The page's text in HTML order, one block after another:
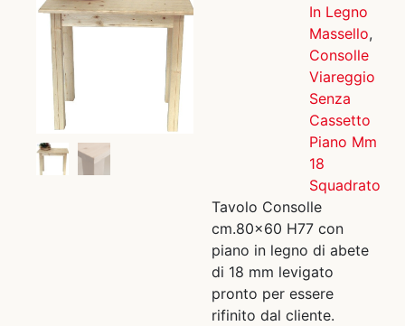
In Legno
Massello,
Consolle
Viareggio
Senza
Cassetto
Piano Mm
18
Squadrato
Tavolo Consolle
cm.80×60 H77 con
piano in legno di abete
di 18 mm levigato
pronto per essere
rifinito dal cliente.